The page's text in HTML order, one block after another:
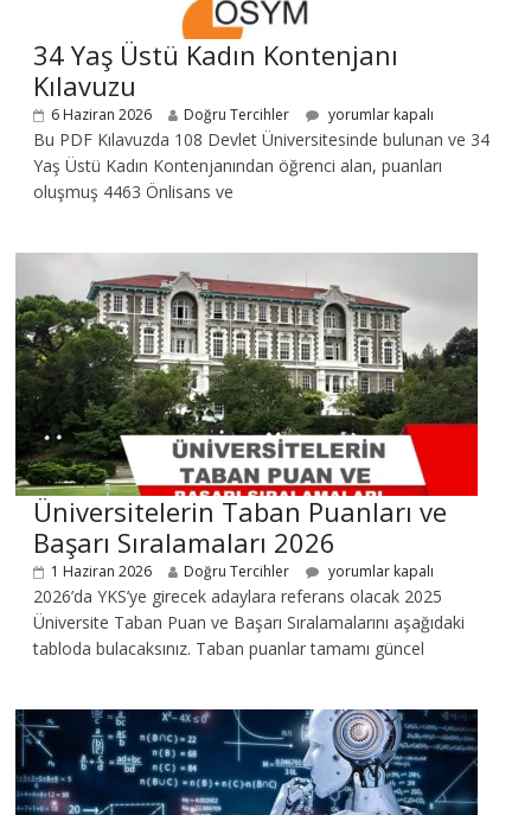
34 Yaş Üstü Kadın Kontenjanı
Kılavuzu
6 Haziran 2026 Doğru Tercihler yorumlar kapalı
Bu PDF Kılavuzda 108 Devlet Üniversitesinde bulunan ve 34
Yaş Üstü Kadın Kontenjanından öğrenci alan, puanları
oluşmuş 4463 Önlisans ve
Üniversitelerin Taban Puanları ve
Başarı Sıralamaları 2026
1 Haziran 2026 Doğru Tercihler yorumlar kapalı
2026’da YKS’ye girecek adaylara referans olacak 2025
Üniversite Taban Puan ve Başarı Sıralamalarını aşağıdaki
tabloda bulacaksınız. Taban puanlar tamamı güncel